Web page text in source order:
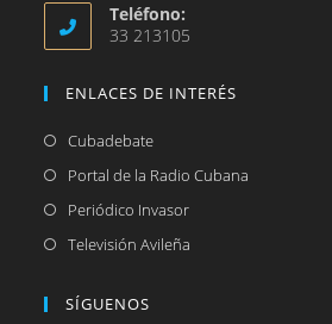
Teléfono:
33 213105
ENLACES DE INTERÉS
CubadebateSe
abre
nueva
Portal de la Radio Cubana
Periódico InvasorSe
abre
Televisión Avileña
SÍGUENOS